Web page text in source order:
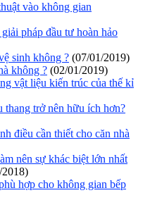
vào không gian
pháp đầu tư hoàn hảo
sinh không ? (07/01/2019)
không ? (02/01/2019)
vật liệu kiến trúc của thế kỉ
thang trở nên hữu ích hơn?
điều cần thiết cho căn nhà
nên sự khác biệt lớn nhất
hợp cho không gian bếp